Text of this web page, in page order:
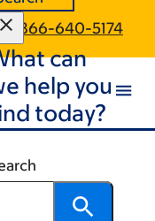
call:
we
find
& Community